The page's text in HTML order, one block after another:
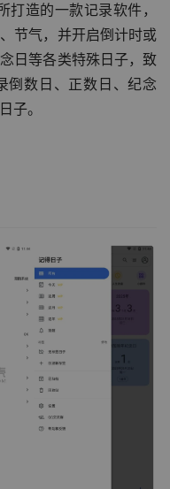
造的一款记录软件，
节气，并开启倒计时或
日等各类特殊日子，致
倒数日、正数日、纪念
子。